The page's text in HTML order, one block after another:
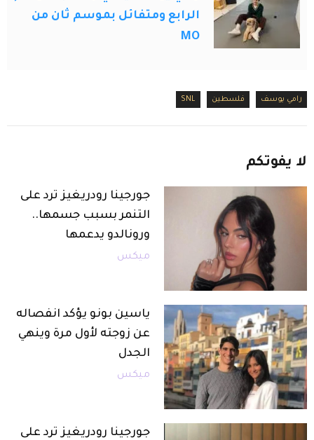
الرابع ومتفائل بموسم ثان من
MO
رامي يوسف فلسطين SNL
لا يفوتكم
جورجينا رودريغيز ترد على
التنمر بسبب جسمها..
ورونالدو يدعمها
ميكس
ياسين بونو يؤكد انفصاله
عن زوجته لأول مرة وينهي
الجدل
ميكس
جورجينا رودريغيز ترد على